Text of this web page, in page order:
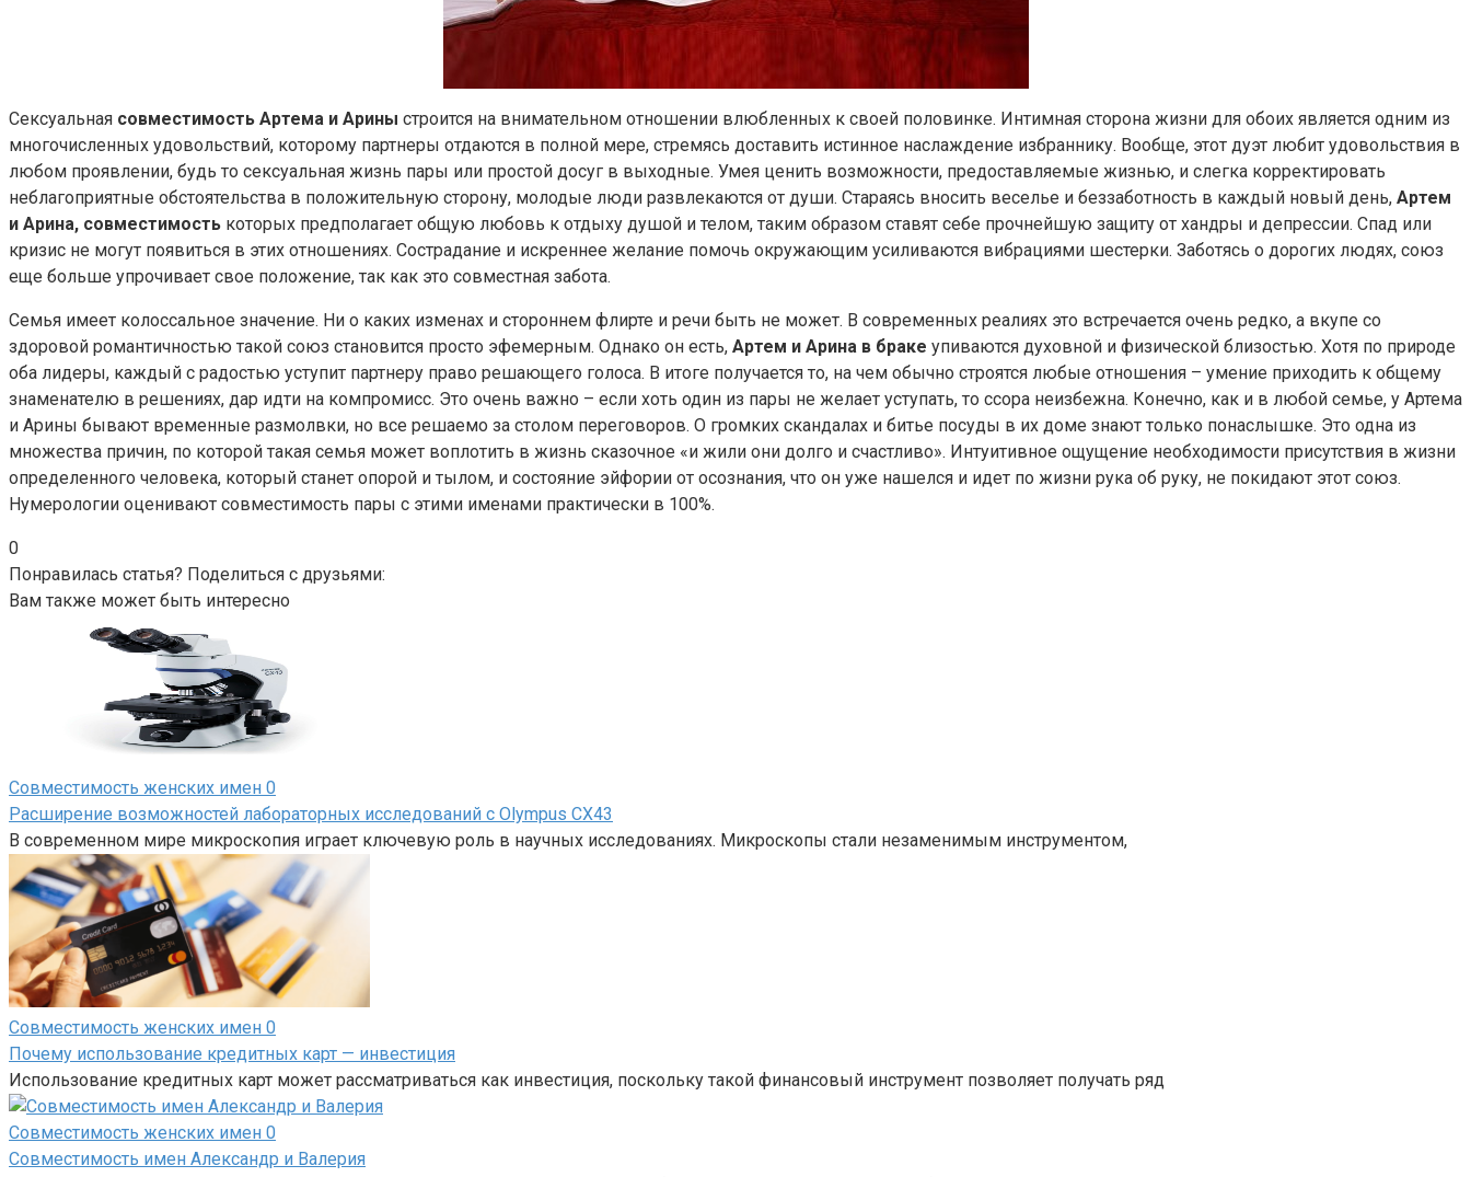
Сексуальная совместимость Артема и Арины строится на внимательном отношении влюбленных к своей половинке. Интимная сторона жизни для обоих является одним из
многочисленных удовольствий, которому партнеры отдаются в полной мере, стремясь доставить истинное наслаждение избраннику. Вообще, этот дуэт любит удовольствия в
любом проявлении, будь то сексуальная жизнь пары или простой досуг в выходные. Умея ценить возможности, предоставляемые жизнью, и слегка корректировать
неблагоприятные обстоятельства в положительную сторону, молодые люди развлекаются от души. Стараясь вносить веселье и беззаботность в каждый новый день, Артем
и Арина, совместимость которых предполагает общую любовь к отдыху душой и телом, таким образом ставят себе прочнейшую защиту от хандры и депрессии. Спад или
кризис не могут появиться в этих отношениях. Сострадание и искреннее желание помочь окружающим усиливаются вибрациями шестерки. Заботясь о дорогих людях, союз
еще больше упрочивает свое положение, так как это совместная забота.
Семья имеет колоссальное значение. Ни о каких изменах и стороннем флирте и речи быть не может. В современных реалиях это встречается очень редко, а вкупе со
здоровой романтичностью такой союз становится просто эфемерным. Однако он есть, Артем и Арина в браке упиваются духовной и физической близостью. Хотя по природе
оба лидеры, каждый с радостью уступит партнеру право решающего голоса. В итоге получается то, на чем обычно строятся любые отношения – умение приходить к общему
знаменателю в решениях, дар идти на компромисс. Это очень важно – если хоть один из пары не желает уступать, то ссора неизбежна. Конечно, как и в любой семье, у Артема
и Арины бывают временные размолвки, но все решаемо за столом переговоров. О громких скандалах и битье посуды в их доме знают только понаслышке. Это одна из
множества причин, по которой такая семья может воплотить в жизнь сказочное «и жили они долго и счастливо». Интуитивное ощущение необходимости присутствия в жизни
определенного человека, который станет опорой и тылом, и состояние эйфории от осознания, что он уже нашелся и идет по жизни рука об руку, не покидают этот союз.
Нумерологии оценивают совместимость пары с этими именами практически в 100%.
0
Понравилась статья? Поделиться с друзьями:
Вам также может быть интересно
Совместимость женских имен 0
Расширение возможностей лабораторных исследований с Olympus CX43
В современном мире микроскопия играет ключевую роль в научных исследованиях. Микроскопы стали незаменимым инструментом,
Совместимость женских имен 0
Почему использование кредитных карт — инвестиция
Использование кредитных карт может рассматриваться как инвестиция, поскольку такой финансовый инструмент позволяет получать ряд
Совместимость женских имен 0
Совместимость имен Александр и Валерия